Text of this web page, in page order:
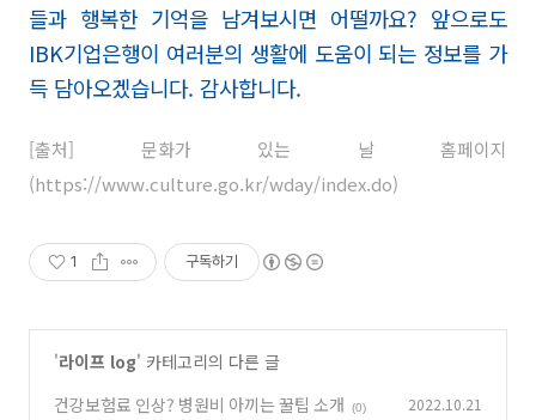
들과 행복한 기억을 남겨보시면 어떨까요? 앞으로도
IBK기업은행이 여러분의 생활에 도움이 되는 정보를 가
득 담아오겠습니다. 감사합니다.
[출처] 문화가 있는 날 홈페이지
(https://www.culture.go.kr/wday/index.do)
1 구독하기
'라이프 log' 카테고리의 다른 글
건강보험료 인상? 병원비 아끼는 꿀팁 소개
(0) 2022.10.21